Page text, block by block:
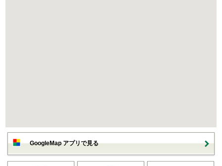
GoogleMap アプリで見る